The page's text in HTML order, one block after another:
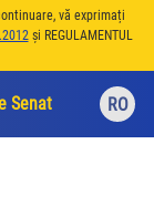
vă exprimați
și REGULAMENTUL
Senat RO